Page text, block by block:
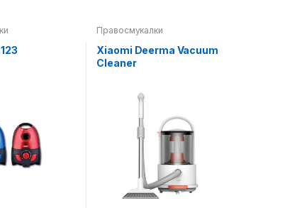
Правосмукалки
Xiaomi Deerma Vacuum
Cleaner